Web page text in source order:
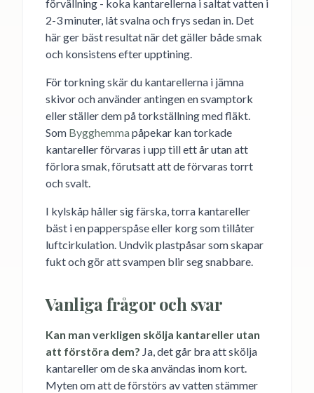
förvällning - koka kantarellerna i saltat vatten i
2-3 minuter, låt svalna och frys sedan in. Det
här ger bäst resultat när det gäller både smak
och konsistens efter upptining.
För torkning skär du kantarellerna i jämna
skivor och använder antingen en svamptork
eller ställer dem på torkställning med fläkt.
Som Bygghemma påpekar kan torkade
kantareller förvaras i upp till ett år utan att
förlora smak, förutsatt att de förvaras torrt
och svalt.
I kylskåp håller sig färska, torra kantareller
bäst i en papperspåse eller korg som tillåter
luftcirkulation. Undvik plastpåsar som skapar
fukt och gör att svampen blir seg snabbare.
Vanliga frågor och svar
Kan man verkligen skölja kantareller utan
att förstöra dem? Ja, det går bra att skölja
kantareller om de ska användas inom kort.
Myten om att de förstörs av vatten stämmer